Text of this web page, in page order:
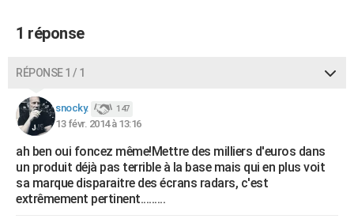
CARTE DE VOEUX
Carte de Noël
Carte Bonne année
Carte Saint-Valentin
Carte Pâques
Carte d'anniversaire
DICTIONNAIRE
Dictionnaire
Biographies
Citations
Expressions
Proverbes
PROGRAMME TV
S'inscrire
Se connecter
Lycées
Collèges
Primaires
Universités
Entreprises
Service militaire
Avis de recherche
AVIS DE DÉCÈS
FORUM
1 réponse
RÉPONSE 1 / 1
snocky. 147
13 févr. 2014 à 13:16
ah ben oui foncez même!Mettre des milliers d'euros dans
un produit déjà pas terrible à la base mais qui en plus voit
sa marque disparaitre des écrans radars, c'est
extrêmement pertinent.........